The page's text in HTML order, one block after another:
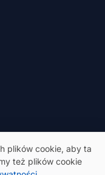
plików cookie, aby ta
też plików cookie